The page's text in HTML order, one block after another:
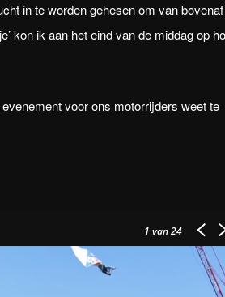
in te worden gehesen om van
kon ik aan het eind van de middag op
voor ons motorrijders weet te
1 van 24